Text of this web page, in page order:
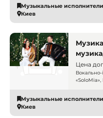
Музыкальные исполнители
Киев
кавери
Цена
«SoloMia»,
Музыкальные исполнители
Киев